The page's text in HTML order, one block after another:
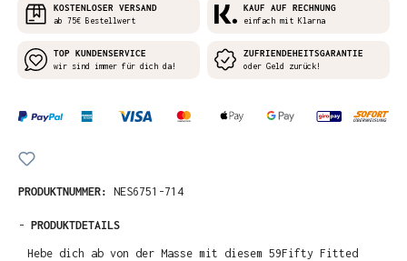
KOSTENLOSER VERSAND
ab 75€ Bestellwert
KAUF AUF RECHNUNG
einfach mit Klarna
TOP KUNDENSERVICE
wir sind immer für dich da!
ZUFRIENDEHEITSGARANTIE
oder Geld zurück!
PRODUKTNUMMER: NES6751-714
- PRODUKTDETAILS
Hebe dich ab von der Masse mit diesem 59Fifty Fitted